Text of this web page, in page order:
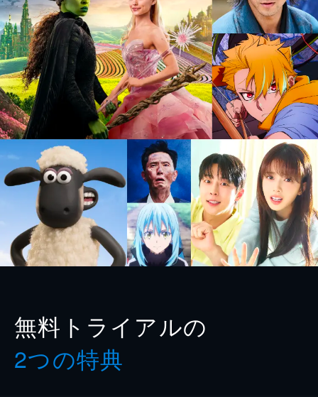
無料トライアルの
2つの特典